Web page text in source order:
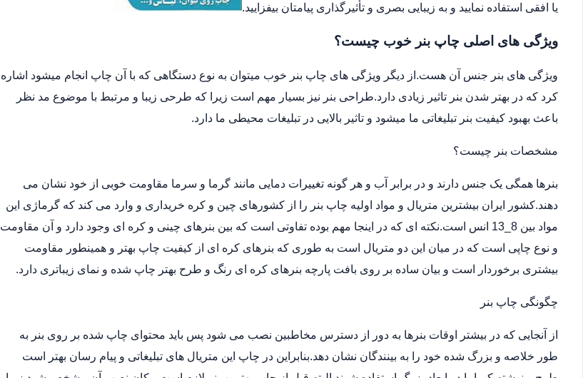
یا افقی استفاده نمایید و به زیبایی بصری و تأثیرگذاری پیامتان بیفزایید.
ویژگی های اصلی چاپ بنر خوب چیست؟
ویژگی های بنر جنس آن هست.از دیگر ویژگی های چاپ بنر خوب میتوان به نوع دستگاهی که با آن چاپ انجام میشود اشاره
کرد که در بهتر شدن بنر تاثیر زیادی دارد.طراحی بنر نیز بسیار مهم است زیرا که طرحی زیبا و مرتبط با موضوع مد نظر
باعث بهبود کیفیت بنر تبلیغاتی ما میشود و تاثیر بالایی در تبلیغات محیطی ما دارد.
مشخصات بنر چیست؟
بنرها همگی یک جنس دارند و در برابر آب و هر گونه تغییرات دمایی مانند گرما و سرما مقاومت خوبی از خود نشان می
دهند.کشور ایران بیشترین متریال و مواد اولیه چاپ بنر را از کشورهای چین و کره خریداری و وارد می کند که گرماژی این
مواد بین 8_13 انس است.نکته ای که در اینجا مهم بوده تفاوتی است که بین بنرهای چینی و کره ای وجود دارد و آن مقاومت
و نوع چاپی است که در میان این دو متریال است به طوری که بنرهای کره ای از کیفیت چاپ بهتر و همینطور مقاومت
بیشتری برخوردار است و بیان ساده بر روی بافت پارچه بنرهای کره ای رنگ و طرح بهتر چاپ شده و نمای زیباتری دارد.
چگونگی چاپ بنر
از آنجایی که در بیشتر اوقات بنرها به دور از دسترس مخاطبین نصب می شود پس باید محتوای چاپ شده بر روی بنر به
طور خلاصه و بزرگ شده خود را به بینندگان نشان دهد.بنابراین در چاپ این متریال های تبلیغاتی و پیام رسان بهتر است